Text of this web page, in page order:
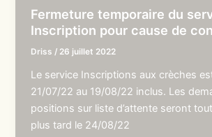
Fermeture temporaire du
Inscription pour cause de
Driss / 26 juillet 2022
Le service Inscriptions aux crèches
21/07/22 au 19/08/22 inclus. Les
positions sur liste d’attente seront
plus tard le 24/08/22